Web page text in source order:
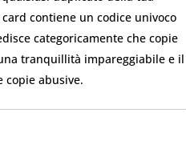
contiene un codice univoco
categoricamente che copie
tranquillità impareggiabile e il
copie abusive.